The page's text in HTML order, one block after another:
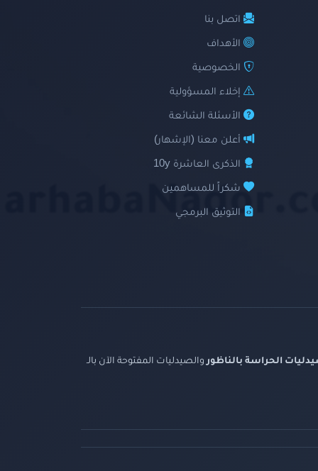
اتصل بنا
الأهداف
الخصوصية
إخلاء المسؤولية
الأسئلة الشائعة
أعلن معنا (الإشهار)
الذكرى العاشرة 10y
شكراً للمساهمين
التوثيق البرمجي
الحراسة بالناظوروالصيدليات المفتوحة الآن بالـ